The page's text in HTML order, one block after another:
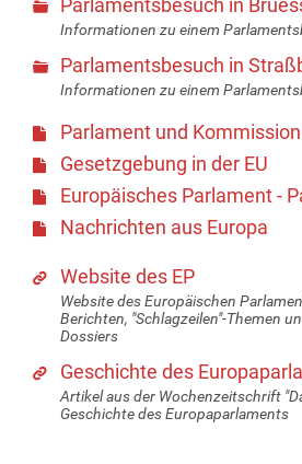
Parlamentsbesuch in
Informationen zu einem
Parlamentsbesuch in
Informationen zu einem
Parlament und Kommission
Gesetzgebung in der EU
Europäisches Parlament -
Nachrichten aus Europa
Website des EP
Website des Europäischen
Berichten, "Schlagzeilen"-Themen
Dossiers
Geschichte des
Artikel aus der Wochenzeitschrift
Geschichte des Europaparlaments